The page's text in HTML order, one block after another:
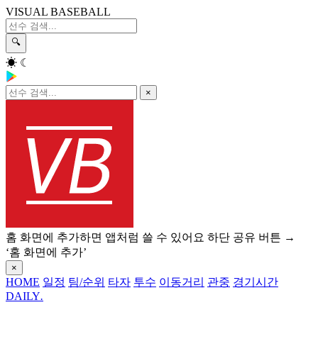
VISUAL BASEBALL
🔍
☀ ☾
×
홈 화면에 추가하면 앱처럼 쓸 수 있어요 하단 공유 버튼 →
‘홈 화면에 추가’
×
HOME 일정 팀/순위 타자 투수 이동거리 관중 경기시간
DAILY.